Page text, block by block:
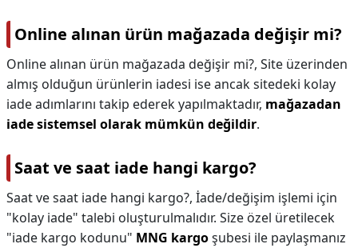
Online alınan ürün mağazada değişir mi?
Online alınan ürün mağazada değişir mi?, Site üzerinden
almış olduğun ürünlerin iadesi ise ancak sitedeki kolay
iade adımlarını takip ederek yapılmaktadır, mağazadan
iade sistemsel olarak mümkün değildir.
Saat ve saat iade hangi kargo?
Saat ve saat iade hangi kargo?, İade/değişim işlemi için
"kolay iade" talebi oluşturulmalıdır. Size özel üretilecek
"iade kargo kodunu" MNG kargoşubesi ile paylaşmanız